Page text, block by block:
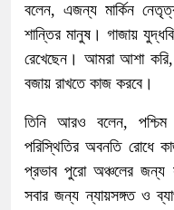
বলেন, এজন্য মার্কিন
শান্তির মানুষ। গাজায়
রেখেছেন। আমরা আশা করি,
বজায় রাখতে কাজ করবে।
তিনি আরও বলেন, পশ্চিম
পরিস্থিতির অবনতি রোধে
প্রভাব পুরো অঞ্চলের জন্য
সবার জন্য ন্যায়সঙ্গত ও